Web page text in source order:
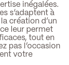
inégalées.
s’adaptent à
création d’un
leur permet
tout en
pas l’occasion
votre